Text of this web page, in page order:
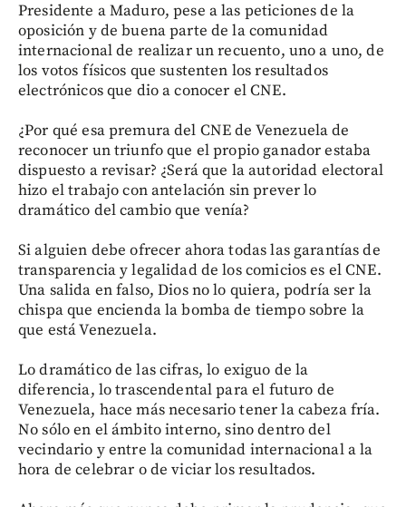
Presidente a Maduro, pese a las peticiones de la
oposición y de buena parte de la comunidad
internacional de realizar un recuento, uno a uno, de
los votos físicos que sustenten los resultados
electrónicos que dio a conocer el CNE.
¿Por qué esa premura del CNE de Venezuela de
reconocer un triunfo que el propio ganador estaba
dispuesto a revisar? ¿Será que la autoridad electoral
hizo el trabajo con antelación sin prever lo
dramático del cambio que venía?
Si alguien debe ofrecer ahora todas las garantías de
transparencia y legalidad de los comicios es el CNE.
Una salida en falso, Dios no lo quiera, podría ser la
chispa que encienda la bomba de tiempo sobre la
que está Venezuela.
Lo dramático de las cifras, lo exiguo de la
diferencia, lo trascendental para el futuro de
Venezuela, hace más necesario tener la cabeza fría.
No sólo en el ámbito interno, sino dentro del
vecindario y entre la comunidad internacional a la
hora de celebrar o de viciar los resultados.